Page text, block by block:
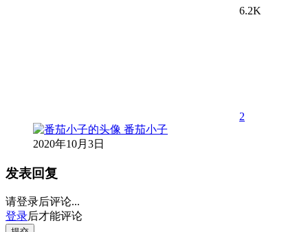
6.2K
2
番茄小子
2020年10月3日
发表回复
请登录后评论...
登录后才能评论